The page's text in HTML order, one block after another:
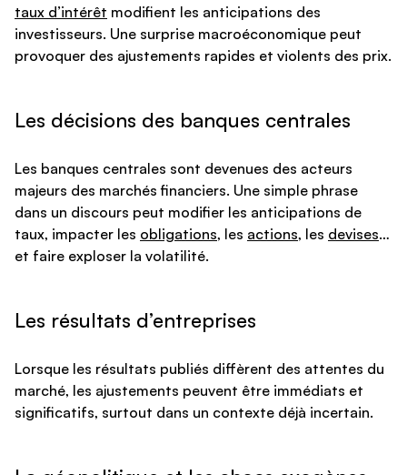
taux d’intérêt modifient les anticipations des
investisseurs. Une surprise macroéconomique peut
provoquer des ajustements rapides et violents des prix.
Les décisions des banques centrales
Les banques centrales sont devenues des acteurs
majeurs des marchés financiers. Une simple phrase
dans un discours peut modifier les anticipations de
taux, impacter les obligations, les actions, les devises…
et faire exploser la volatilité.
Les résultats d’entreprises
Lorsque les résultats publiés diffèrent des attentes du
marché, les ajustements peuvent être immédiats et
significatifs, surtout dans un contexte déjà incertain.